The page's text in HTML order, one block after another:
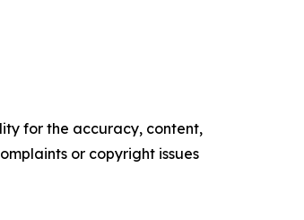
for the accuracy, content,
or copyright issues